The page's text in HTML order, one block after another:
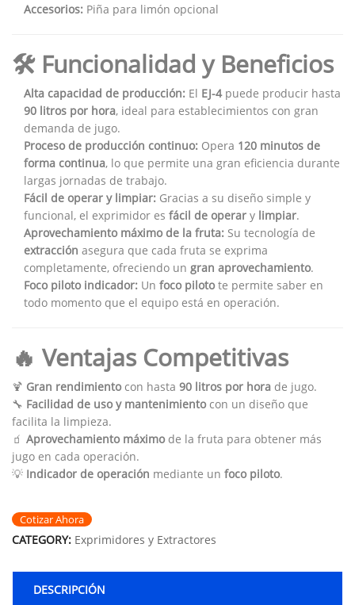
Accesorios: Piña para limón opcional
🛠️ Funcionalidad y Beneficios
Alta capacidad de producción: El EJ-4puede producir hasta
90 litros por hora, ideal para establecimientos con gran
demanda de jugo.
Proceso de producción continuo: Opera 120 minutos de
forma continua, lo que permite una gran eficiencia durante
largas jornadas de trabajo.
Fácil de operar y limpiar: Gracias a su diseño simple y
funcional, el exprimidor es fácil de operar y limpiar.
Aprovechamiento máximo de la fruta: Su tecnología de
extracción asegura que cada fruta se exprima
completamente, ofreciendo un gran aprovechamiento.
Foco piloto indicador: Un foco pilotote permite saber en
todo momento que el equipo está en operación.
🔥 Ventajas Competitivas
🍹 Gran rendimientocon hasta 90 litros por hora de jugo.
🔧 Facilidad de uso y mantenimientocon un diseño que
facilita la limpieza.
🧃 Aprovechamiento máximode la fruta para obtener más
jugo en cada operación.
💡 Indicador de operación mediante un foco piloto.
Cotizar Ahora
CATEGORY: Exprimidores y Extractores
DESCRIPCIÓN